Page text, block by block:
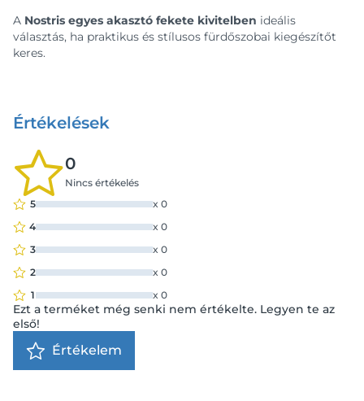
A Nostris egyes akasztó fekete kivitelben ideális
választás, ha praktikus és stílusos fürdőszobai kiegészítőt
keres.
Értékelések
0
Nincs értékelés
5
x 0
4
x 0
3
x 0
2
x 0
1
x 0
Ezt a terméket még senki nem értékelte. Legyen te az
első!
Értékelem